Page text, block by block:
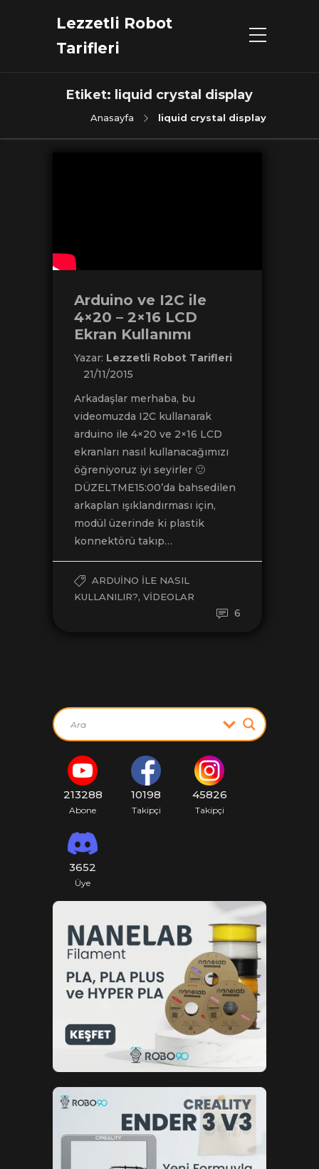
Lezzetli Robot
Tarifleri
Etiket: liquid crystal display
Anasayfa liquid crystal display
Arduino ve I2C ile
4×20 – 2×16 LCD
Ekran Kullanımı
Yazar: Lezzetli Robot Tarifleri
21/11/2015
Arkadaşlar merhaba, bu
videomuzda I2C kullanarak
arduino ile 4×20 ve 2×16 LCD
ekranları nasıl kullanacağımızı
öğreniyoruz iyi seyirler 🙂
DÜZELTME15:00’da bahsedilen
arkaplan ışıklandırması için,
modül üzerinde ki plastik
konnektörü takıp…
ARDUINO ILE NASIL
KULLANILIR?, VIDEOLAR
6
213288
Abone
10198
Takipçi
45826
Takipçi
3652
Üye